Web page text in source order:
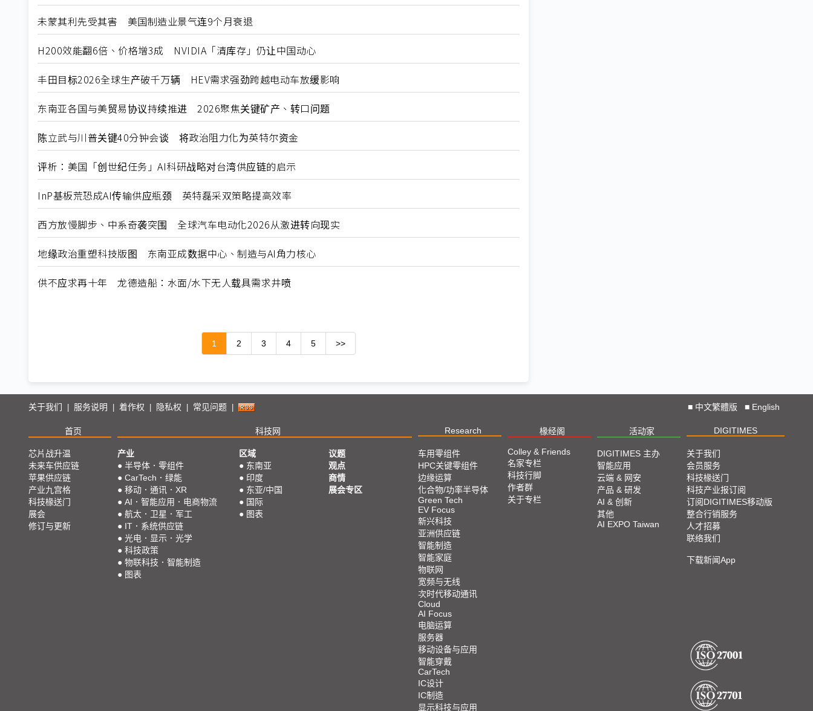
未蒙其利先受其害 美国制造业景气连9个月衰退
H200效能翻6倍、价格增3成 NVIDIA「清库存」仍让中国动心
丰田目标2026全球生产破千万辆 HEV需求强劲跨越电动车放缓影响
东南亚各国与美贸易协议持续推进 2026聚焦关键矿产、转口问题
陈立武与川普关键40分钟会谈 将政治阻力化为英特尔资金
评析：美国「创世纪任务」AI科研战略对台湾供应链的启示
InP基板荒恐成AI传输供应瓶颈 英特磊采双策略提高效率
西方放慢脚步、中系奇袭突围 全球汽车电动化2026从激进转向现实
地缘政治重塑科技版图 东南亚成数据中心、制造与AI角力核心
供不应求再十年 龙德造船：水面/水下无人载具需求井喷
1 2 3 4 5 >>
关于我们 | 服务说明 | 着作权 | 隐私权 | 常见问题 | ■ 中文繁體版 ■ English
首页 科技网 Research 椽经阁 活动家 DIGITIMES
芯片战升温
未来车供应链
苹果供应链
产业九宫格
科技椽送门
展会
修订与更新
产业
● 半导体．零组件
● CarTech．绿能
● 移动．通讯．XR
● AI．智能应用．电商物流
● 航太．卫星．军工
● IT．系统供应链
● 光电．显示．光学
● 科技政策
● 物联科技．智能制造
● 图表
区域
● 东南亚
● 印度
● 东亚/中国
● 国际
● 图表
议题
观点
商情
展会专区
车用零组件
HPC关键零组件
边缘运算
化合物/功率半导体
Green Tech
EV Focus
新兴科技
亚洲供应链
智能制造
智能家庭
物联网
宽频与无线
次时代移动通讯
Cloud
AI Focus
电脑运算
服务器
移动设备与应用
智能穿戴
CarTech
IC设计
IC制造
显示科技与应用
Colley & Friends
名家专栏
科技行脚
作者群
关于专栏
DIGITIMES 主办
智能应用
云端 & 网安
产品 & 研发
AI & 创新
其他
AI EXPO Taiwan
关于我们
会员服务
科技椽送门
科技产业报订阅
订阅DIGITIMES移动版
整合行销服务
人才招募
联络我们
下载新闻App